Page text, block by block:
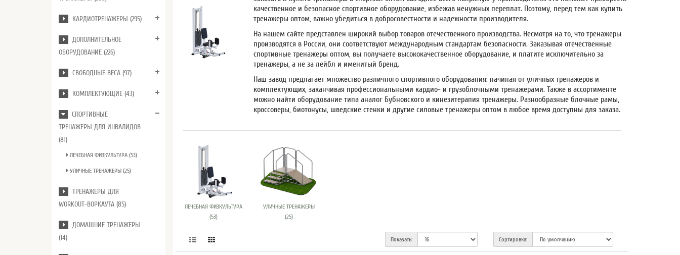
КАРДИОТРЕНАЖЕРЫ (295)
ДОПОЛНИТЕЛЬНОЕ
ОБОРУДОВАНИЕ (226)
СВОБОДНЫЕ ВЕСА (97)
КОМПЛЕКТУЮЩИЕ (43)
СПОРТИВНЫЕ
ТРЕНАЖЕРЫ ДЛЯ ИНВАЛИДОВ
(81)
ЛЕЧЕБНАЯ ФИЗКУЛЬТУРА (53)
УЛИЧНЫЕ ТРЕНАЖЕРЫ (25)
ТРЕНАЖЕРЫ ДЛЯ
WORKOUT-ВОРКАУТА (85)
ДОМАШНИЕ ТРЕНАЖЕРЫ
(14)
качественное и безопасное спортивное оборудование, избежав ненужных переплат. Поэтому, перед тем как купить
тренажеры оптом, важно убедиться в добросовестности и надежности производителя.
На нашем сайте представлен широкий выбор товаров отечественного производства. Несмотря на то, что тренажеры
производятся в России, они соответствуют международным стандартам безопасности. Заказывая отечественные
спортивные тренажеры оптом, вы получаете высококачественное оборудование, и платите исключительно за
тренажеры, а не за лейбл и именитый бренд.
Наш завод предлагает множество различного спортивного оборудования: начиная от уличных тренажеров и
комплектующих, заканчивая профессиональными кардио- и грузоблочными тренажерами.Также в ассортименте
можно найти оборудование типааналог Бубновского и кинезитерапия тренажеры. Разнообразные блочные рамы,
кроссоверы, биотонусы, шведские стенки и другиесиловые тренажеры оптом в любое время доступны для заказа.
ЛЕЧЕБНАЯ ФИЗКУЛЬТУРА
(53)
УЛИЧНЫЕ ТРЕНАЖЕРЫ
(25)
Сортировка:
Показать: